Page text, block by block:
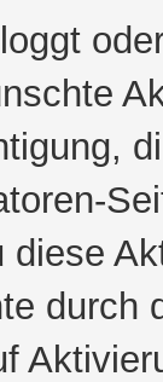
diese
durch